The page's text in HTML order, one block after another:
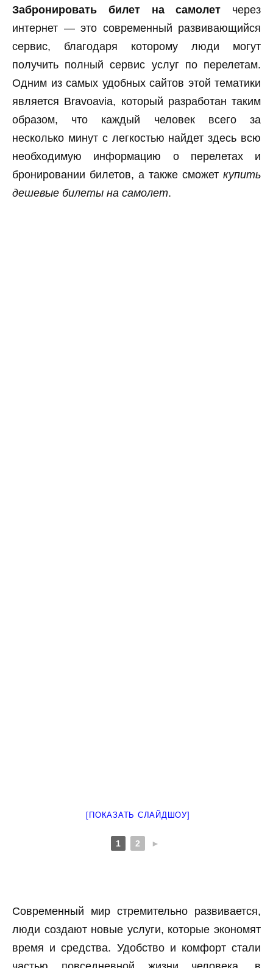
Забронировать билет на самолет через
интернет — это современный развивающийся
сервис, благодаря которому люди могут
получить полный сервис услуг по перелетам.
Одним из самых удобных сайтов этой тематики
является Bravoavia, который разработан таким
образом, что каждый человек всего за
несколько минут с легкостью найдет здесь всю
необходимую информацию о перелетах и
бронировании билетов, а также сможет купить
дешевые билеты на самолет.
[ПОКАЗАТЬ СЛАЙДШОУ]
1 2 ►
Современный мир стремительно развивается,
люди создают новые услуги, которые экономят
время и средства. Удобство и комфорт стали